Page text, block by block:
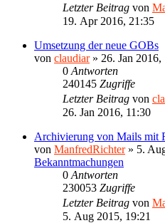
Letzter Beitrag von
19. Apr 2016, 21:35
Umsetzung der neue GOBs
von claudiar» 26. Jan 2016,
0 Antworten
240145 Zugriffe
Letzter Beitrag von
26. Jan 2016, 11:30
Archivierung von Mails mit
von ManfredRichter» 5.
Bekanntmachungen
0 Antworten
230053 Zugriffe
Letzter Beitrag von
5. Aug 2015, 19:21